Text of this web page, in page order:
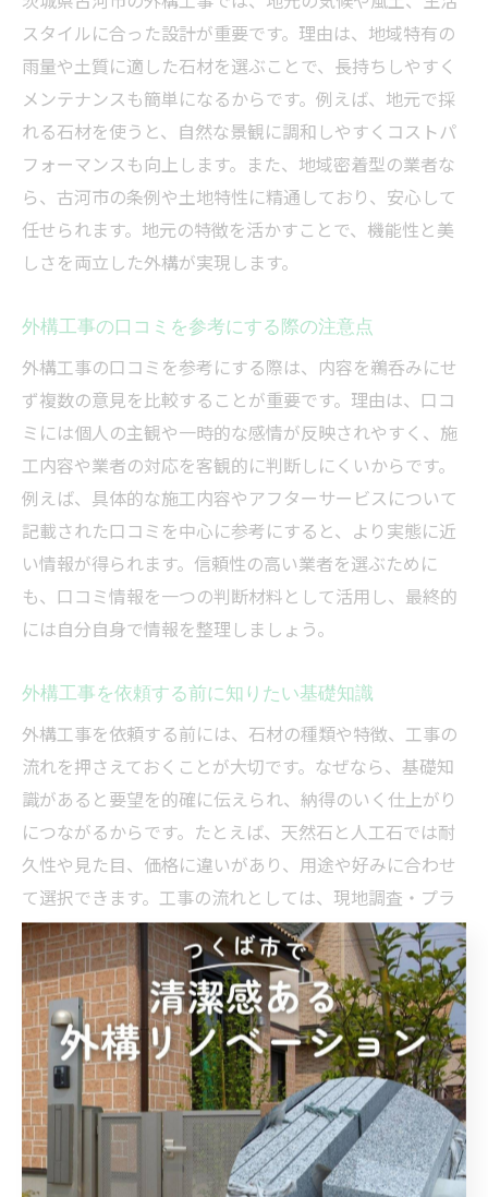
スタイルに合った設計が重要です。理由は、地域特有の
雨量や土質に適した石材を選ぶことで、長持ちしやすく
メンテナンスも簡単になるからです。例えば、地元で採
れる石材を使うと、自然な景観に調和しやすくコストパ
フォーマンスも向上します。また、地域密着型の業者な
ら、古河市の条例や土地特性に精通しており、安心して
任せられます。地元の特徴を活かすことで、機能性と美
しさを両立した外構が実現します。
外構工事の口コミを参考にする際の注意点
外構工事の口コミを参考にする際は、内容を鵜呑みにせ
ず複数の意見を比較することが重要です。理由は、口コ
ミには個人の主観や一時的な感情が反映されやすく、施
工内容や業者の対応を客観的に判断しにくいからです。
例えば、具体的な施工内容やアフターサービスについて
記載された口コミを中心に参考にすると、より実態に近
い情報が得られます。信頼性の高い業者を選ぶために
も、口コミ情報を一つの判断材料として活用し、最終的
には自分自身で情報を整理しましょう。
外構工事を依頼する前に知りたい基礎知識
外構工事を依頼する前には、石材の種類や特徴、工事の
流れを押さえておくことが大切です。なぜなら、基礎知
識があると要望を的確に伝えられ、納得のいく仕上がり
につながるからです。たとえば、天然石と人工石では耐
久性や見た目、価格に違いがあり、用途や好みに合わせ
て選択できます。工事の流れとしては、現地調査・プラ
ンニング・見積り・施工・アフターフォローの順で進み
ます。事前に知識を得ておくことで、安心して外構工事
に臨めます。
外構工事で抑えておきたい相談ポイント
外構工事を相談する際は、希望のデザインや予算、将来
のメンテナンス性など複数のポイントを整理して伝える
ことが大切です。理由は、要望を明確にすることで業者